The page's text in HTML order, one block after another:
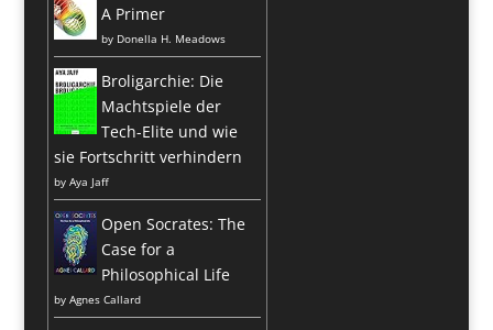
A Primer
by Donella H. Meadows
Broligarchie: Die
Machtspiele der
Tech-Elite und wie
sie Fortschritt verhindern
by Aya Jaff
Open Socrates: The
Case for a
Philosophical Life
by Agnes Callard